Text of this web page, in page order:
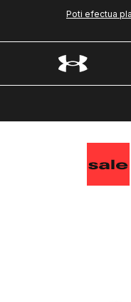
Poti efectua